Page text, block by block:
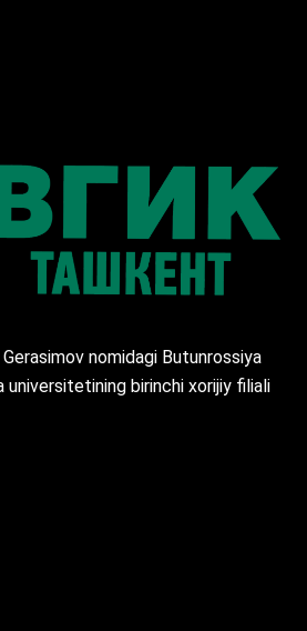
nomidagi Butunrossiya
birinchi xorijiy filiali